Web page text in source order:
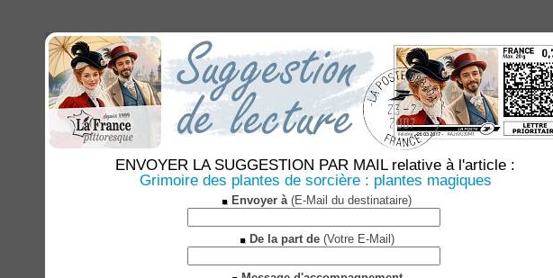
ENVOYER LA SUGGESTION PAR MAIL relative à l'article :
Grimoire des plantes de sorcière : plantes magiques
Envoyer à(E-Mail du destinataire)
De la part de(Votre E-Mail)